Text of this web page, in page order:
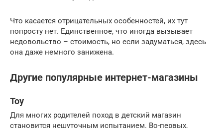
Что касается отрицательных особенностей, их тут
попросту нет. Единственное, что иногда вызывает
недовольство – стоимость, но если задуматься, здесь
она даже немного занижена.
Другие популярные интернет-магазины
Toy
Для многих родителей поход в детский магазин
становится нешуточным испытанием. Во-первых,